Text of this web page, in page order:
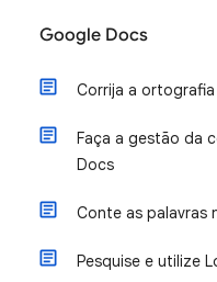
Google Docs
Corrija a
Faça a gestão da
Docs
Conte as palavras
Pesquise e utilize